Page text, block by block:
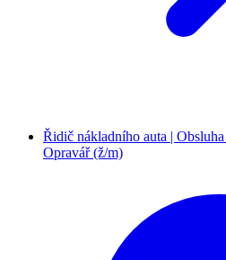
Řidič nákladního auta |
Opravář (ž/m)